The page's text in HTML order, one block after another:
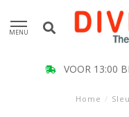
MENU
VOOR 13:00
Home /